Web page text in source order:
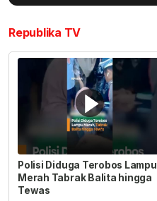
Republika TV
Polisi Diduga Terobos Lampu
Merah Tabrak Balita hingga
Tewas